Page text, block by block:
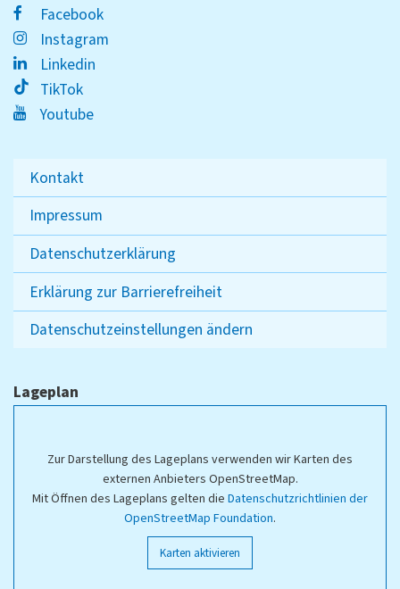
Facebook
Instagram
Linkedin
TikTok
Youtube
Kontakt
Impressum
Datenschutzerklärung
Erklärung zur Barrierefreiheit
Datenschutzeinstellungen ändern
Lageplan
Zur Darstellung des Lageplans verwenden wir Karten des
externen Anbieters OpenStreetMap.
Mit Öffnen des Lageplans gelten die Datenschutzrichtlinien der
OpenStreetMap Foundation.
Karten aktivieren